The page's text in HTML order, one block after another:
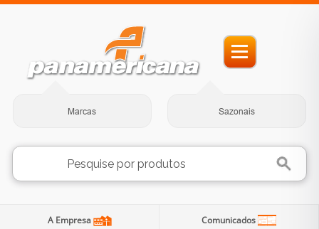
Marcas Sazonais
A Empresa Comunicados